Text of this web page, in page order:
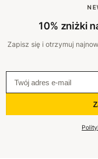
10% zniżki
Zapisz się i otrzymuj